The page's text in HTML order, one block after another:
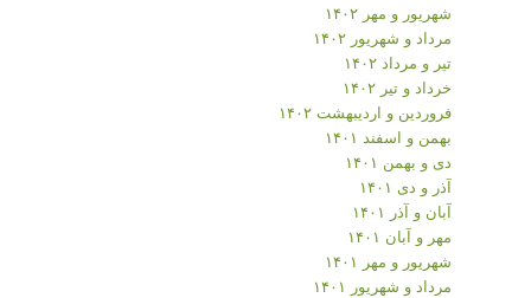
شهریور و مهر ۱۴۰۲
مرداد و شهریور ۱۴۰۲
تیر و مرداد ۱۴۰۲
خرداد و تیر ۱۴۰۲
فروردین و اردیبهشت ۱۴۰۲
بهمن و اسفند ۱۴۰۱
دی و بهمن ۱۴۰۱
آذر و دی ۱۴۰۱
آبان و آذر ۱۴۰۱
مهر و آبان ۱۴۰۱
شهریور و مهر ۱۴۰۱
مرداد و شهریور ۱۴۰۱